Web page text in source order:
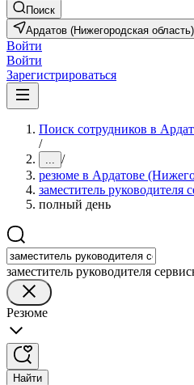
Поиск
Ардатов (Нижегородская область)
Войти
Войти
Зарегистрироваться
Поиск сотрудников в
/
... /
резюме в Ардатове
заместитель руководителя
полный день
заместитель руководителя
Резюме
Найти